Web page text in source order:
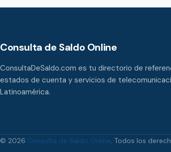
Consulta de Saldo Online
ConsultaDeSaldo.com es tu directorio de
estados de cuenta y servicios de
Latinoamérica.
© 2026 Consulta de Saldo Online. Todos los